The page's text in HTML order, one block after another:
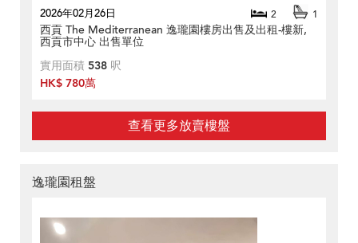
2026年02月26日 2 1
西貢 The Mediterranean 逸瓏園樓房出售及出租-樓新,
西貢市中心 出售單位
實用面積 538 呎
HK$ 780萬
查看更多放賣樓盤
逸瓏園租盤